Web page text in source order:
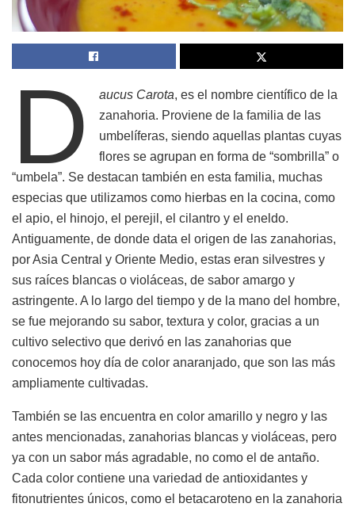
D aucus Carota, es el nombre científico de la
zanahoria. Proviene de la familia de las
umbelíferas, siendo aquellas plantas cuyas
flores se agrupan en forma de “sombrilla” o
“umbela”. Se destacan también en esta familia, muchas
especias que utilizamos como hierbas en la cocina, como
el apio, el hinojo, el perejil, el cilantro y el eneldo.
Antiguamente, de donde data el origen de las zanahorias,
por Asia Central y Oriente Medio, estas eran silvestres y
sus raíces blancas o violáceas, de sabor amargo y
astringente. A lo largo del tiempo y de la mano del hombre,
se fue mejorando su sabor, textura y color, gracias a un
cultivo selectivo que derivó en las zanahorias que
conocemos hoy día de color anaranjado, que son las más
ampliamente cultivadas.
También se las encuentra en color amarillo y negro y las
antes mencionadas, zanahorias blancas y violáceas, pero
ya con un sabor más agradable, no como el de antaño.
Cada color contiene una variedad de antioxidantes y
fitonutrientes únicos, como el betacaroteno en la zanahoria